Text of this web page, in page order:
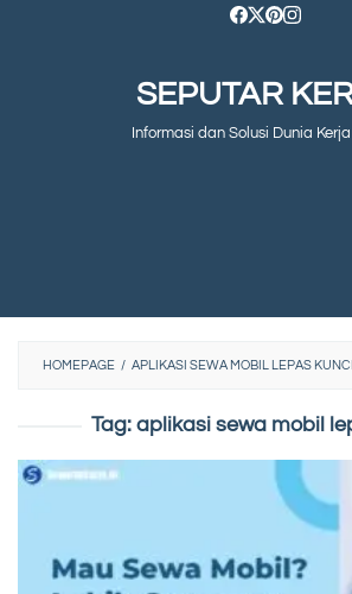
SEPUTAR
Informasi dan Solusi Dunia
HOMEPAGE / APLIKASI SEWA MOBIL LEPAS KUNCI
Tag:aplikasi sewa mobil